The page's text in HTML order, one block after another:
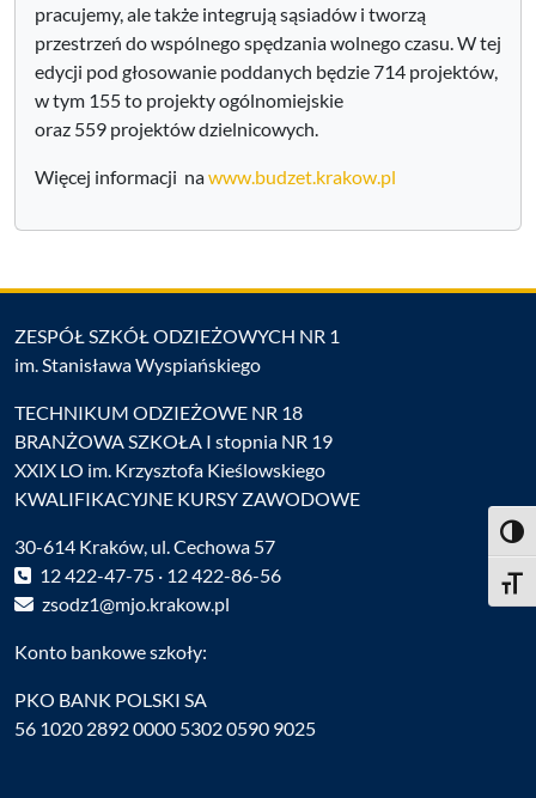
pracujemy, ale także integrują sąsiadów i tworzą
przestrzeń do wspólnego spędzania wolnego czasu. W tej
edycji pod głosowanie poddanych będzie 714 projektów,
w tym 155 to projekty ogólnomiejskie
oraz 559 projektów dzielnicowych.
Więcej informacji nawww.budzet.krakow.pl
ZESPÓŁ SZKÓŁ ODZIEŻOWYCH NR 1
im. Stanisława Wyspiańskiego
TECHNIKUM ODZIEŻOWE NR 18
BRANŻOWA SZKOŁA I stopnia NR 19
XXIX LO im. Krzysztofa Kieślowskiego
KWALIFIKACYJNE KURSY ZAWODOWE
30-614 Kraków, ul. Cechowa 57
12 422-47-75 · 12 422-86-56
zsodz1@mjo.krakow.pl
Konto bankowe szkoły:
PKO BANK POLSKI SA
56 1020 2892 0000 5302 0590 9025